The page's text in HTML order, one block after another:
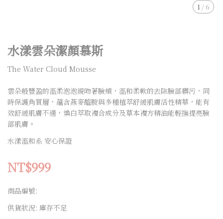
1 / 6
水漾雲朵潔顏慕斯
The Water Cloud Mousse
雲朵般豐盈的溫柔泡泡親吻著臉頰，溫和柔軟的去除臉部髒污，同
時保護角質層，蘊含燕麥醯胺與多種植萃舒緩肌膚活性精華，能有
效舒緩肌膚不適，煥白萃取複合成分及草本複方精油能輕撫提亮臉
部肌膚。
水漾溫和系 安心保證
NT$999
商品編號:
供貨狀況: 庫存不足